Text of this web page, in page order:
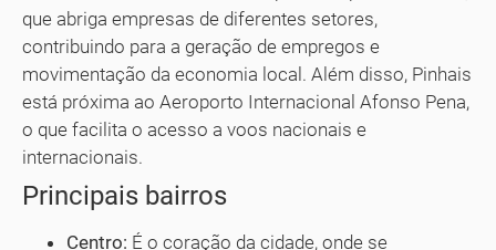
que abriga empresas de diferentes setores,
contribuindo para a geração de empregos e
movimentação da economia local. Além disso, Pinhais
está próxima ao Aeroporto Internacional Afonso Pena,
o que facilita o acesso a voos nacionais e
internacionais.
Principais bairros
Centro: É o coração da cidade, onde se